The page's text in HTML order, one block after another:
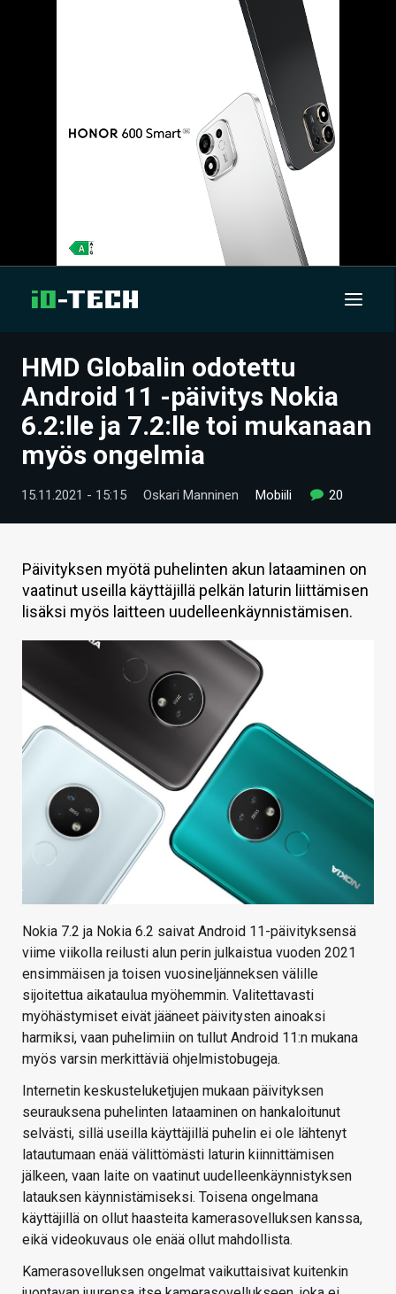
UUTISET
ARTIKKELIT
VIDEOT
TECHBBS
HINTA.FI
KAUPPA
VAIHDA TEEMA
HAKU
HMD Globalin odotettu
Android 11 -päivitys Nokia
6.2:lle ja 7.2:lle toi mukanaan
myös ongelmia
15.11.2021 - 15:15 Oskari Manninen Mobiili 20
Päivityksen myötä puhelinten akun lataaminen on
vaatinut useilla käyttäjillä pelkän laturin liittämisen
lisäksi myös laitteen uudelleenkäynnistämisen.
Nokia 7.2 ja Nokia 6.2 saivat Android 11-päivityksensä
viime viikolla reilusti alun perin julkaistua vuoden 2021
ensimmäisen ja toisen vuosineljänneksen välille
sijoitettua aikataulua myöhemmin. Valitettavasti
myöhästymiset eivät jääneet päivitysten ainoaksi
harmiksi, vaan puhelimiin on tullut Android 11:n mukana
myös varsin merkittäviä ohjelmistobugeja.
Internetin keskusteluketjujen mukaan päivityksen
seurauksena puhelinten lataaminen on hankaloitunut
selvästi, sillä useilla käyttäjillä puhelin ei ole lähtenyt
latautumaan enää välittömästi laturin kiinnittämisen
jälkeen, vaan laite on vaatinut uudelleenkäynnistyksen
latauksen käynnistämiseksi. Toisena ongelmana
käyttäjillä on ollut haasteita kamerasovelluksen kanssa,
eikä videokuvaus ole enää ollut mahdollista.
Kamerasovelluksen ongelmat vaikuttaisivat kuitenkin